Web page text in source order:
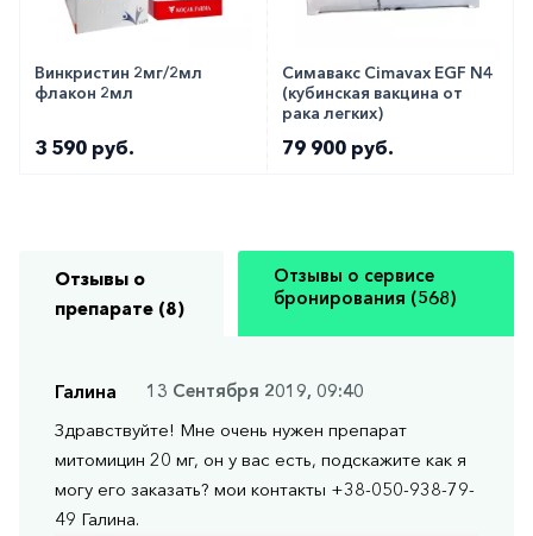
Винкристин 2мг/2мл
флакон 2мл
3 590 руб.
Симавакс Cimavax EGF N4
(кубинская вакцина от
рака легких)
79 900 руб.
Отзывы о
препарате (8)
Отзывы о сервисе
бронирования (568)
Галина
13 Сентября 2019, 09:40
Здравствуйте! Мне очень нужен препарат
митомицин 20 мг, он у вас есть, подскажите как я
могу его заказать? мои контакты +38-050-938-79-
49 Галина.